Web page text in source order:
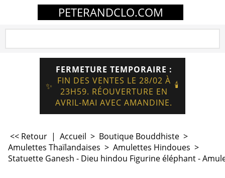
PETERANDCLO.COM
✨
FERMETURE TEMPORAIRE :
FIN DES VENTES LE 28/02 À
23H59. RÉOUVERTURE EN
AVRIL-MAI AVEC AMANDINE.
🕯️
<< Retour | Accueil > Boutique Bouddhiste >
Amulettes Thaïlandaises > Amulettes Hindoues >
Statuette Ganesh - Dieu hindou Figurine éléphant -